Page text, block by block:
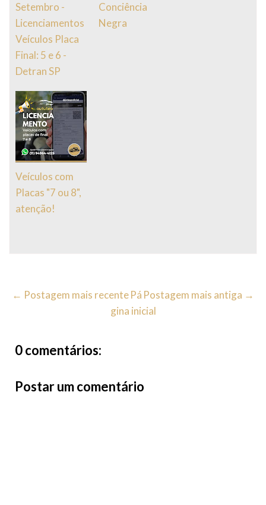
Setembro -
Licenciamentos
Veículos Placa
Final: 5 e 6 -
Detran SP
Conciência
Negra
Veículos com
Placas "7 ou 8",
atenção!
← Postagem mais recente Postagem mais antiga →
Pá
gina inicial
0 comentários:
Postar um comentário